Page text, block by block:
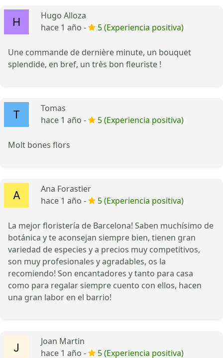
Hugo Alloza
hace 1 año -
5 (Experiencia positiva)
Une commande de dernière minute, un bouquet
splendide, en bref, un très bon fleuriste !
Tomas
hace 1 año -
5 (Experiencia positiva)
Molt bones flors
Ana Forastier
hace 1 año -
5 (Experiencia positiva)
La mejor floristería de Barcelona! Saben muchísimo de
botánica y te aconsejan siempre bien, tienen gran
variedad de especies y a precios muy competitivos,
son muy profesionales y agradables, os la
recomiendo! Son encantadores y tanto para casa
como para regalar siempre cuento con ellos, hacen
una gran labor en el barrio!
Joan Martin
hace 1 año -
5 (Experiencia positiva)